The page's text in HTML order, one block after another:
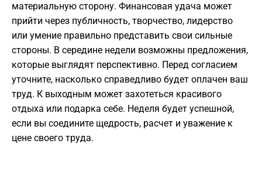
материальную сторону. Финансовая удача может
прийти через публичность, творчество, лидерство
или умение правильно представить свои сильные
стороны. В середине недели возможны предложения,
которые выглядят перспективно. Перед согласием
уточните, насколько справедливо будет оплачен ваш
труд. К выходным может захотеться красивого
отдыха или подарка себе. Неделя будет успешной,
если вы соедините щедрость, расчет и уважение к
цене своего труда.